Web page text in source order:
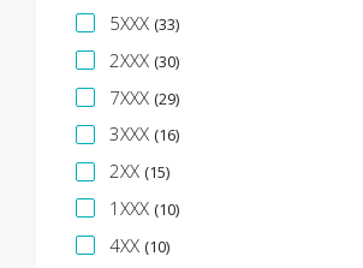
5XXX (33)
2XXX (30)
7XXX (29)
3XXX (16)
2XX (15)
1XXX (10)
4XX (10)